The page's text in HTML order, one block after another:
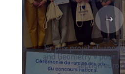
1er prix projet
and Geometry » pour
section